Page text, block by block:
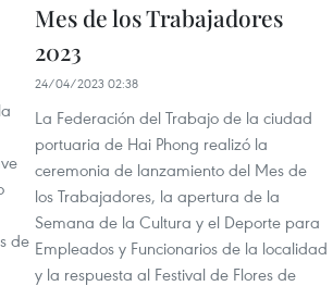
de
Mes de los Trabajadores
2023
24/04/2023 02:38
La Federación del Trabajo de la ciudad
portuaria de Hai Phong realizó la
ceremonia de lanzamiento del Mes de
los Trabajadores, la apertura de la
Semana de la Cultura y el Deporte para
Empleados y Funcionarios de la localidad
y la respuesta al Festival de Flores de